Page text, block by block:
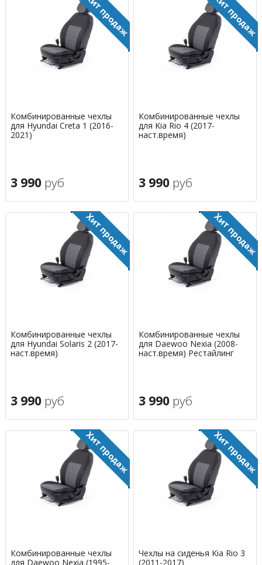
Комбинированные чехлы
для Hyundai Creta 1 (2016-
2021)
3 990 руб
Комбинированные чехлы
для Kia Rio 4 (2017-
наст.время)
3 990 руб
Комбинированные чехлы
для Hyundai Solaris 2 (2017-
наст.время)
3 990 руб
Комбинированные чехлы
для Daewoo Nexia (2008-
наст.время) Рестайлинг
3 990 руб
Комбинированные чехлы
для Daewoo Nexia (1995-
Чехлы на сиденья Kia Rio 3
(2011-2017)